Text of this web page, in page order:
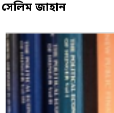
সেলিম জাহান